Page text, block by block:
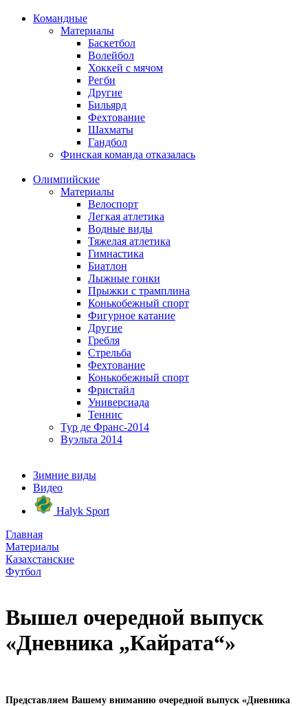
Командные
Материалы
Баскетбол
Волейбол
Хоккей с мячом
Регби
Другие
Бильярд
Фехтование
Шахматы
Гандбол
Финская команда отказалась
Олимпийские
Материалы
Велоспорт
Легкая атлетика
Водные виды
Тяжелая атлетика
Гимнастика
Биатлон
Лыжные гонки
Прыжки с трамплина
Конькобежный спорт
Фигурное катание
Другие
Гребля
Стрельба
Фехтование
Конькобежный спорт
Фристайл
Универсиада
Теннис
Тур де Франс-2014
Вуэльта 2014
Зимние виды
Видео
Halyk Sport
Главная
Материалы
Казахстанские
Футбол
Вышел очередной выпуск
«Дневника „Кайрата“»
Представляем Вашему вниманию очередной выпуск «Дневника